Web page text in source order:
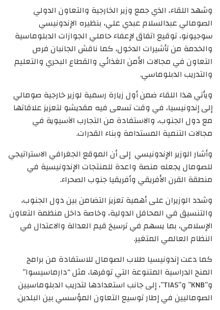
وشهد اللقاء، الذي جمع وزير الخارجية والتعاون الدولي
الصومالي عبدالسلام عبدي علي، بنظيره الإندونيسي
سوجيونو، توقيع اتفاق لإعفاء حاملي الجوازات الدبلوماسية
والخدمة من تأشيرات الدخول، كما ناقش الجانبان فرص
التعاون في مجالات الأمن الغذائي والقطاع البحري والتعليم
والتدريب الدبلوماسي.
ويأتي هذا اللقاء ضمن أول زيارة رسمية لوزير خارجية صومالي
إلى إندونيسيا، في وقت تسعى فيه مقديشو لتعزيز علاقاتها
مع دول الجنوب، والاستفادة من التجارب الآسيوية في
مجالات التنمية المستدامة وبناء القدرات.
وأشار الوزير الإندونيسي إلى أن الموقع الجغرافي الاستراتيجي
للصومال يجعله منصة واعدة للمنتجات الإندونيسية في
منطقة القرن الأفريقي وأفريقيا جنوب الصحراء.
وشدد الوزيران على أهمية تعزيز التضامن بين دول الجنوب،
والتنسيق في المحافل الدولية، وخاصة داخل منظمة التعاون
الإسلامي، بما يسهم في ترسيخ قيم العدالة والاعتدال في
النظام العالمي المتغير.
كما دعت إندونيسيا طلاب الصومال للاستفادة من برامج
المنح الدراسية المتنوعة التي توفرها، مثل “دارماسيسوا”
و”KNB” و”TIAS”، إلى جانب استعدادها لتدريب الدبلوماسيين
الصوماليين في إطار توسيع التعاون المؤسسي بين البلدين.